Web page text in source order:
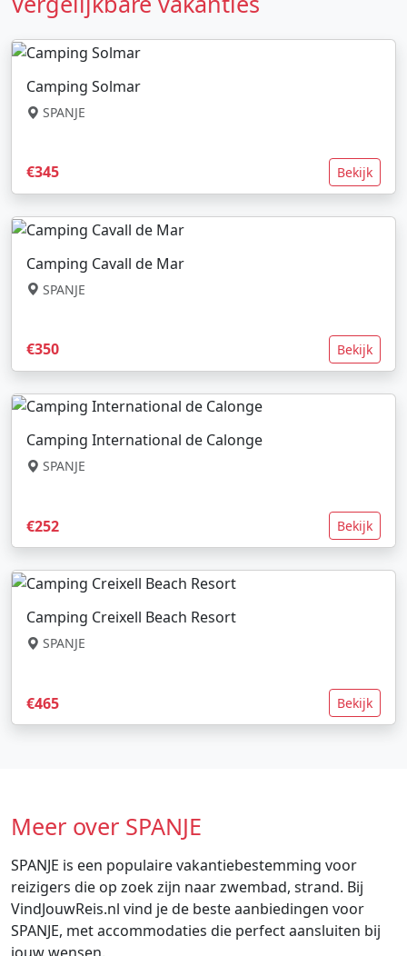
Camping Solmar
SPANJE
€345 Bekijk
Camping Cavall de Mar
SPANJE
€350 Bekijk
Camping International de Calonge
SPANJE
€252 Bekijk
Camping Creixell Beach Resort
SPANJE
€465 Bekijk
Meer over SPANJE
SPANJE is een populaire vakantiebestemming voor
reizigers die op zoek zijn naar zwembad, strand. Bij
VindJouwReis.nl vind je de beste aanbiedingen voor
SPANJE, met accommodaties die perfect aansluiten bij